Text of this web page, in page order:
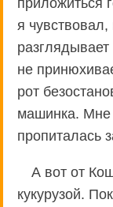
я
не
рот
машинка. Мне
пропиталась
А вот от
кукурузой.